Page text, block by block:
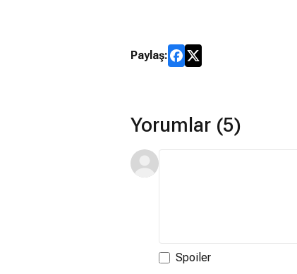
Paylaş:
Yorumlar (5)
Spoiler